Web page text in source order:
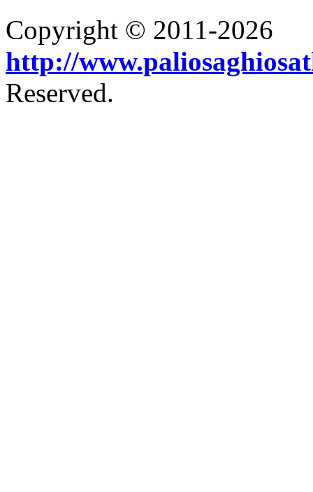
Copyright © 2011-2026
http://
Reserved.